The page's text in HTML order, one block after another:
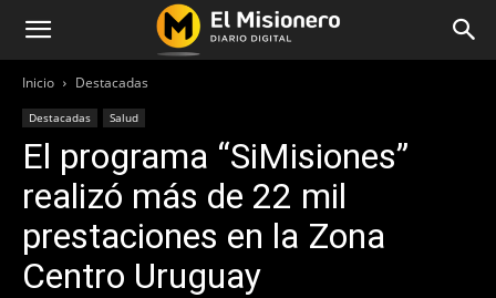
Inicio Destacadas
Destacadas Salud
El programa “SiMisiones”
realizó más de 22 mil
prestaciones en la Zona
Centro Uruguay